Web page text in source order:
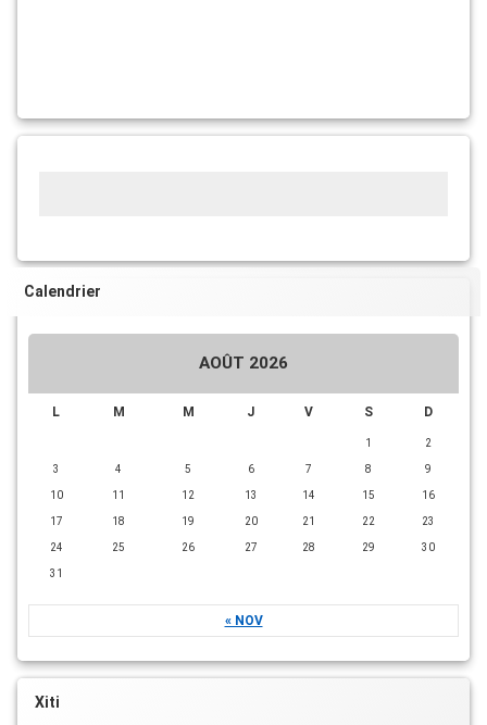
Calendrier
AOÛT 2026
L M M J V S D
1 2
3 4 5 6 7 8 9
10 11 12 13 14 15 16
17 18 19 20 21 22 23
24 25 26 27 28 29 30
31
« NOV
Xiti